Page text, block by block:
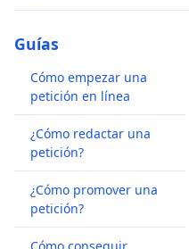
Guías
Cómo empezar una
petición en línea
¿Cómo redactar una
petición?
¿Cómo promover una
petición?